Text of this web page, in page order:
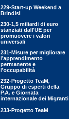
229-Start-up Weekend a
Brindisi
230-1,5 miliardi di euro
stanziati dall'UE per
promuovere i valori
universali
231-Misure per migliorare
l’apprendimento
permanente e
l’occupabilità
232-Progetto TeaM,
Gruppo di esperti della
P.A. e Giornata
internazionale dei Migranti
233-Progetto TeaM